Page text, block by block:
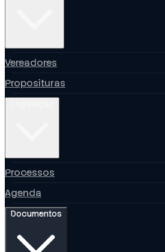
Vereadores
Proposituras
Processos
Agenda
Documentos